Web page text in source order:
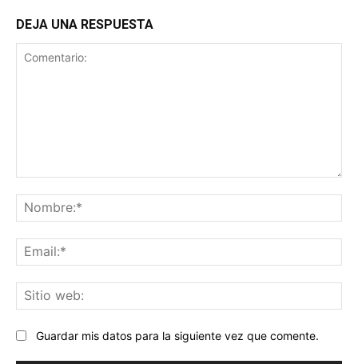
DEJA UNA RESPUESTA
Guardar mis datos para la siguiente vez que comente.